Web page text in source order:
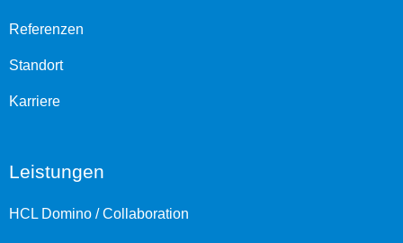
Referenzen
Standort
Karriere
Leistungen
HCL Domino / Collaboration